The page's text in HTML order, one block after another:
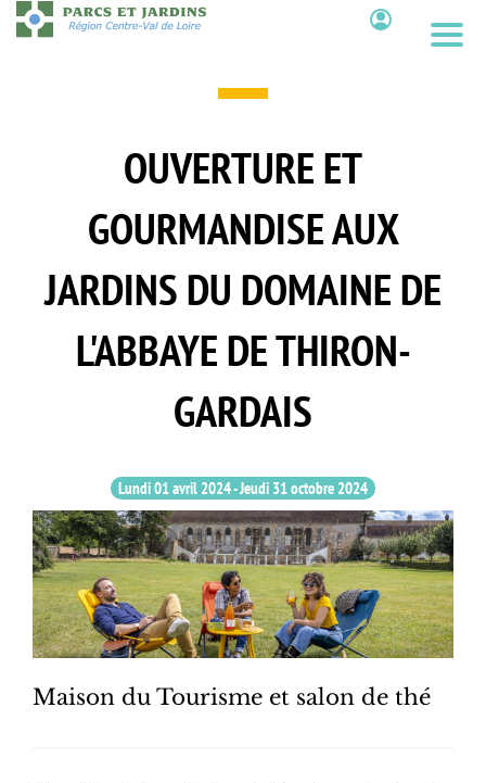
Aller
au
OUVERTURE ET
GOURMANDISE AUX
JARDINS DU DOMAINE DE
L'ABBAYE DE THIRON-
GARDAIS
Lundi 01 avril 2024-Jeudi 31 octobre 2024
Maison du Tourisme et salon de thé